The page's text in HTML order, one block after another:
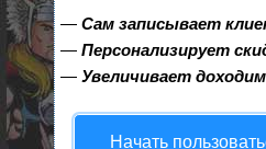
—Сам записывает
—Персонализирует
—Увеличивает
Начать